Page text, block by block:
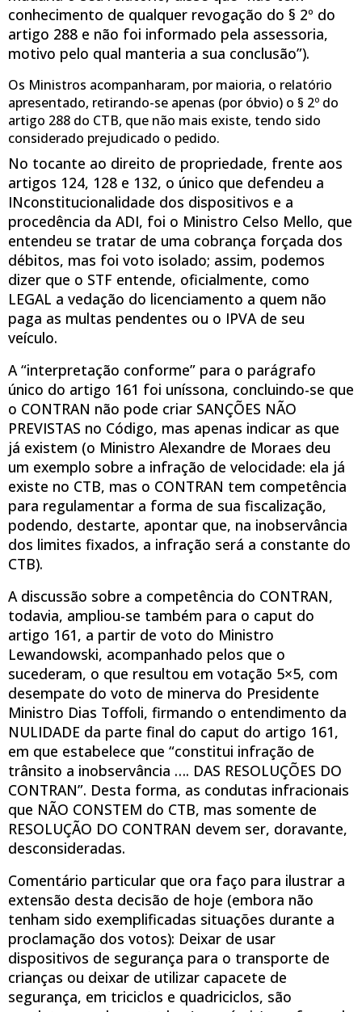
conhecimento de qualquer revogação do § 2º do
artigo 288 e não foi informado pela assessoria,
motivo pelo qual manteria a sua conclusão”).
Os Ministros acompanharam, por maioria, o relatório
apresentado, retirando-se apenas (por óbvio) o § 2º do
artigo 288 do CTB, que não mais existe, tendo sido
considerado prejudicado o pedido.
No tocante ao direito de propriedade, frente aos
artigos 124, 128 e 132, o único que defendeu a
INconstitucionalidade dos dispositivos e a
procedência da ADI, foi o Ministro Celso Mello, que
entendeu se tratar de uma cobrança forçada dos
débitos, mas foi voto isolado; assim, podemos
dizer que o STF entende, oficialmente, como
LEGAL a vedação do licenciamento a quem não
paga as multas pendentes ou o IPVA de seu
veículo.
A “interpretação conforme” para o parágrafo
único do artigo 161 foi uníssona, concluindo-se que
o CONTRAN não pode criar SANÇÕES NÃO
PREVISTAS no Código, mas apenas indicar as que
já existem (o Ministro Alexandre de Moraes deu
um exemplo sobre a infração de velocidade: ela já
existe no CTB, mas o CONTRAN tem competência
para regulamentar a forma de sua fiscalização,
podendo, destarte, apontar que, na inobservância
dos limites fixados, a infração será a constante do
CTB).
A discussão sobre a competência do CONTRAN,
todavia, ampliou-se também para o caput do
artigo 161, a partir de voto do Ministro
Lewandowski, acompanhado pelos que o
sucederam, o que resultou em votação 5×5, com
desempate do voto de minerva do Presidente
Ministro Dias Toffoli, firmando o entendimento da
NULIDADE da parte final do caput do artigo 161,
em que estabelece que “constitui infração de
trânsito a inobservância …. DAS RESOLUÇÕES DO
CONTRAN”. Desta forma, as condutas infracionais
que NÃO CONSTEM do CTB, mas somente de
RESOLUÇÃO DO CONTRAN devem ser, doravante,
desconsideradas.
Comentário particular que ora faço para ilustrar a
extensão desta decisão de hoje (embora não
tenham sido exemplificadas situações durante a
proclamação dos votos): Deixar de usar
dispositivos de segurança para o transporte de
crianças ou deixar de utilizar capacete de
segurança, em triciclos e quadriciclos, são